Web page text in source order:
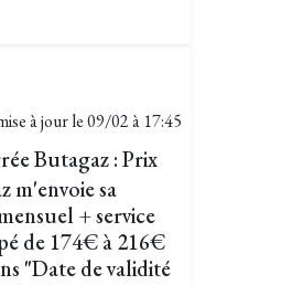
à jour le09/02 à 17:45
Butagaz : Prix
m'envoie sa
+ service
de 174€ à 216€
"Date de validité